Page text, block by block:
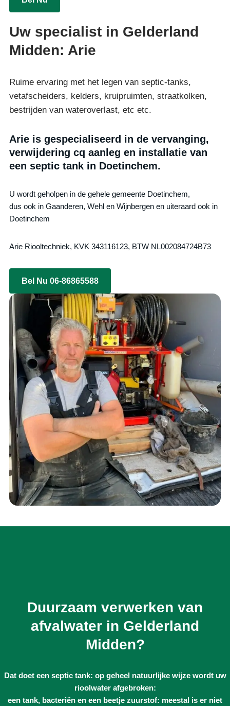
Uw specialist in Gelderland
Midden: Arie
Ruime ervaring met het legen van septic-tanks,
vetafscheiders, kelders, kruipruimten, straatkolken,
bestrijden van wateroverlast, etc etc.
Arie is gespecialiseerd in de vervanging,
verwijdering cq aanleg en installatie van
een septic tank in Doetinchem.
U wordt geholpen in de gehele gemeente Doetinchem,
dus ook in Gaanderen, Wehl en Wijnbergen en uiteraard ook in
Doetinchem
Arie Riooltechniek, KVK 343116123, BTW NL002084724B73
Bel Nu 06-86865588
Duurzaam verwerken van
afvalwater in Gelderland
Midden?
Dat doet een septic tank: op geheel natuurlijke wijze wordt uw
rioolwater afgebroken:
een tank, bacteriën en een beetje zuurstof: meestal is er niet